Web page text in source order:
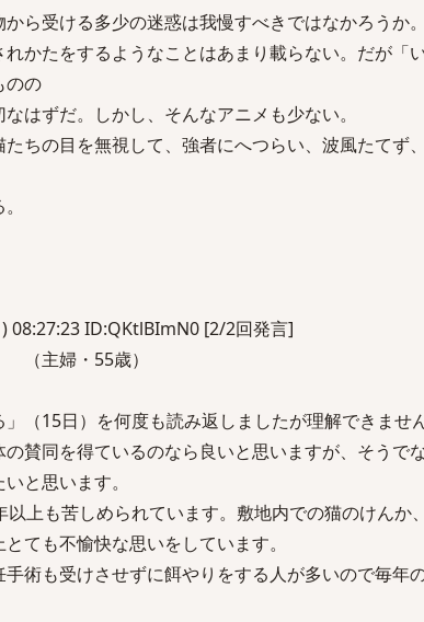
ら受ける多少の迷惑は我慢すべきではなかろうか。
かたをするようなことはあまり載らない。だが「
のの
はずだ。しかし、そんなアニメも少ない。
ちの目を無視して、強者にへつらい、波風たてず
08:27:23 ID:QKtlBImN0 [2/2回発言]
主婦・55歳）
15日）を何度も読み返しましたが理解できません
賛同を得ているのなら良いと思いますが、そうで
と思います。
上も苦しめられています。敷地内での猫のけんか、
ても不愉快な思いをしています。
術も受けさせずに餌やりをする人が多いので毎年の